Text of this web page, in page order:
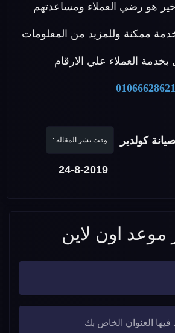
هو رضي العملاء ومساعدتهم
ممكنة وللمزيد من المعلومات
العملاء علي الارقام
01066628621
كولدير وقت نشر المقالة :
24-8-2019
موعد اون لاين